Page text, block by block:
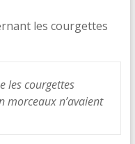
les courgettes
les courgettes
morceaux n’avaient